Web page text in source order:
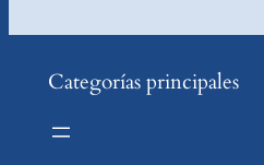
Categorías principales